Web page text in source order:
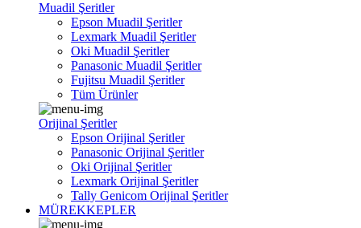
Muadil Şeritler
Epson Muadil Şeritler
Lexmark Muadil Şeritler
Oki Muadil Şeritler
Panasonic Muadil Şeritler
Fujitsu Muadil Şeritler
Tüm Ürünler
Orijinal Şeritler
Epson Orijinal Şeritler
Panasonic Orijinal Şeritler
Oki Orijinal Şeritler
Lexmark Orijinal Şeritler
Tally Genicom Orijinal Şeritler
MÜREKKEPLER